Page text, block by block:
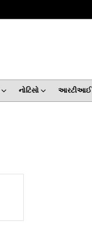
નોટિસો આરટીઆઈ